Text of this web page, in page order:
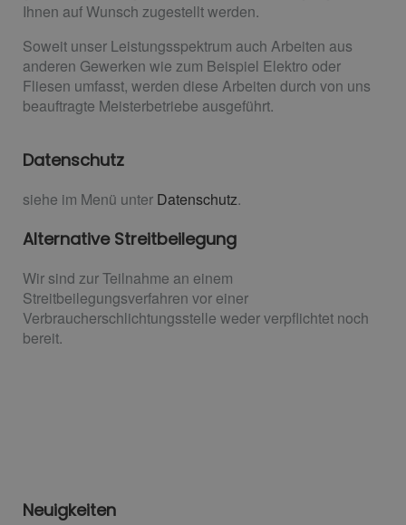
Ihnen auf Wunsch zugestellt werden.
Soweit unser Leistungsspektrum auch Arbeiten aus
anderen Gewerken wie zum Beispiel Elektro oder
Fliesen umfasst, werden diese Arbeiten durch von uns
beauftragte Meisterbetriebe ausgeführt.
Datenschutz
siehe im Menü unter Datenschutz.
Alternative Streitbeilegung
Wir sind zur Teilnahme an einem
Streitbeilegungsverfahren vor einer
Verbraucherschlichtungsstelle weder verpflichtet noch
bereit.
Neuigkeiten